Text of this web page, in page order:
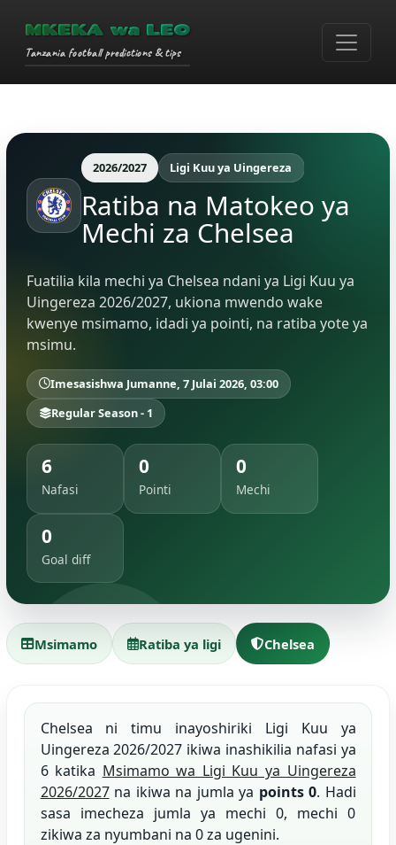
MKEKA wa LEO
Tanzania football predictions & tips
2026/2027 Ligi Kuu ya Uingereza
Ratiba na Matokeo ya
Mechi za Chelsea
Fuatilia kila mechi ya Chelsea ndani ya Ligi Kuu ya
Uingereza 2026/2027, ukiona mwendo wake
kwenye msimamo, idadi ya pointi, na ratiba yote ya
msimu.
Imesasishwa Jumanne, 7 Julai 2026, 03:00
Regular Season - 1
6
Nafasi
0
Pointi
0
Mechi
0
Goal diff
Msimamo Ratiba ya ligi Chelsea
Chelsea ni timu inayoshiriki Ligi Kuu ya
Uingereza 2026/2027 ikiwa inashikilia nafasi ya
6 katika Msimamo wa Ligi Kuu ya Uingereza
2026/2027na ikiwa na jumla ya points 0. Hadi
sasa imecheza jumla ya mechi 0, mechi 0
zikiwa za nyumbani na 0 za ugenini.